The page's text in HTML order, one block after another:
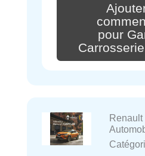
pour